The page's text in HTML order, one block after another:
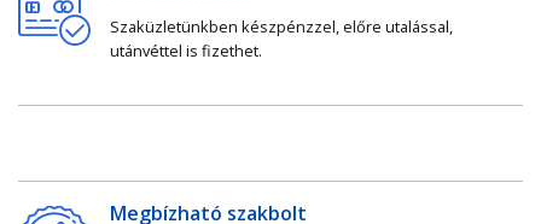
Szaküzletünkben készpénzzel, előre utalással,
utánvéttel is fizethet.
Megbízható szakbolt